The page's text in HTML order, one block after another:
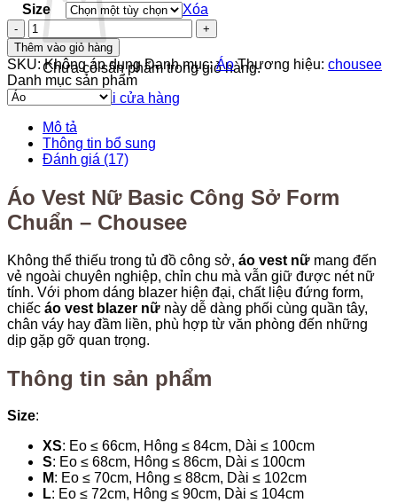
Chưa có sản phẩm trong giỏ hàng.
Quay trở lại cửa hàng
Size
Xóa
Áo
Vest
Nữ
Basic
Công
Sở
Form
Chuẩn
lượng
Thêm vào giỏ hàng
SKU:Không áp dụng Danh mục:Áo Thương hiệu: chousee
Danh mục sản phẩm
Mô tả
Thông tin bổ sung
Đánh giá (17)
Áo Vest Nữ Basic Công Sở Form
Chuẩn – Chousee
Không thể thiếu trong tủ đồ công sở, áo vest nữ mang đến
vẻ ngoài chuyên nghiệp, chỉn chu mà vẫn giữ được nét nữ
tính. Với phom dáng blazer hiện đại, chất liệu đứng form,
chiếc áo vest blazer nữ này dễ dàng phối cùng quần tây,
chân váy hay đầm liền, phù hợp từ văn phòng đến những
dịp gặp gỡ quan trọng.
Thông tin sản phẩm
Size:
XS: Eo ≤ 66cm, Hông ≤ 84cm, Dài ≤ 100cm
S: Eo ≤ 68cm, Hông ≤ 86cm, Dài ≤ 100cm
M: Eo ≤ 70cm, Hông ≤ 88cm, Dài ≤ 102cm
L: Eo ≤ 72cm, Hông ≤ 90cm, Dài ≤ 104cm